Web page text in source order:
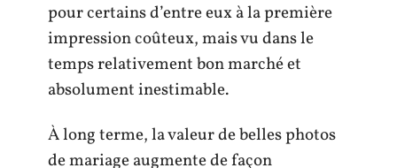
pour certains d’entre eux à la première
impression coûteux, mais vu dans le
temps relativement bon marché et
absolument inestimable.
À long terme, la valeur de belles photos
de mariage augmente de façon